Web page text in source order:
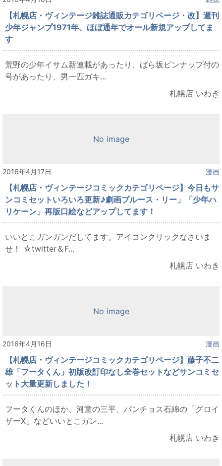
【札幌店・ヴィンテージ雑誌通販カテゴリページ・改】週刊
少年ジャンプ1971年、ほぼ通年でオール新規アップしてま
す
荒野の少年イサム新連載があったり、ばら坂ピンナップ付の
号があったり、男一匹ガキ...
札幌店 いわき
No image
2016年4月17日 漫画
【札幌店・ヴィンテージコミックカテゴリページ】今日もサ
ンコミセットいろいろ更新♪劇画ブルース・リー」「少年ハ
リケーン」再版口絵などアップしてます！
いいとこガンガンだしてます。アイコンクリックなさいま
せ！ ☆twitter＆F...
札幌店 いわき
No image
2016年4月16日 漫画
【札幌店・ヴィンテージコミックカテゴリページ】藤子不二
雄「フータくん」初版改訂印なし全巻セットなどサンコミセ
ット大量更新しました！
フータくんのほか、河童の三平、パンチョス石綿の「グロイ
ザーX」などいいとこガン...
札幌店 いわき